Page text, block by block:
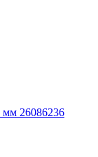
мм 26086236